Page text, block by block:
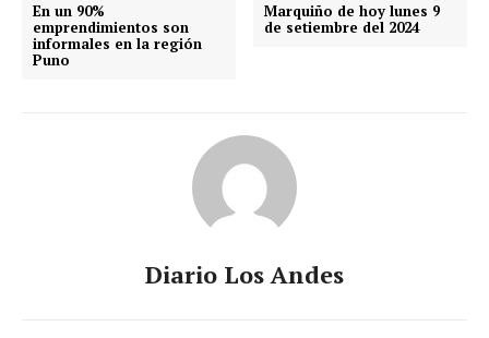
En un 90%
emprendimientos son
informales en la región
Puno
Marquiño de hoy lunes 9
de setiembre del 2024
Diario Los Andes